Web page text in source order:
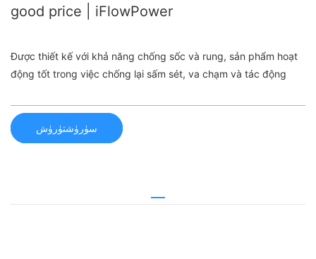
good price | iFlowPower
Được thiết kế với khả năng chống sốc và rung, sản phẩm hoạt
động tốt trong việc chống lại sấm sét, va chạm và tác động
سۈرۈشتۈرۈش